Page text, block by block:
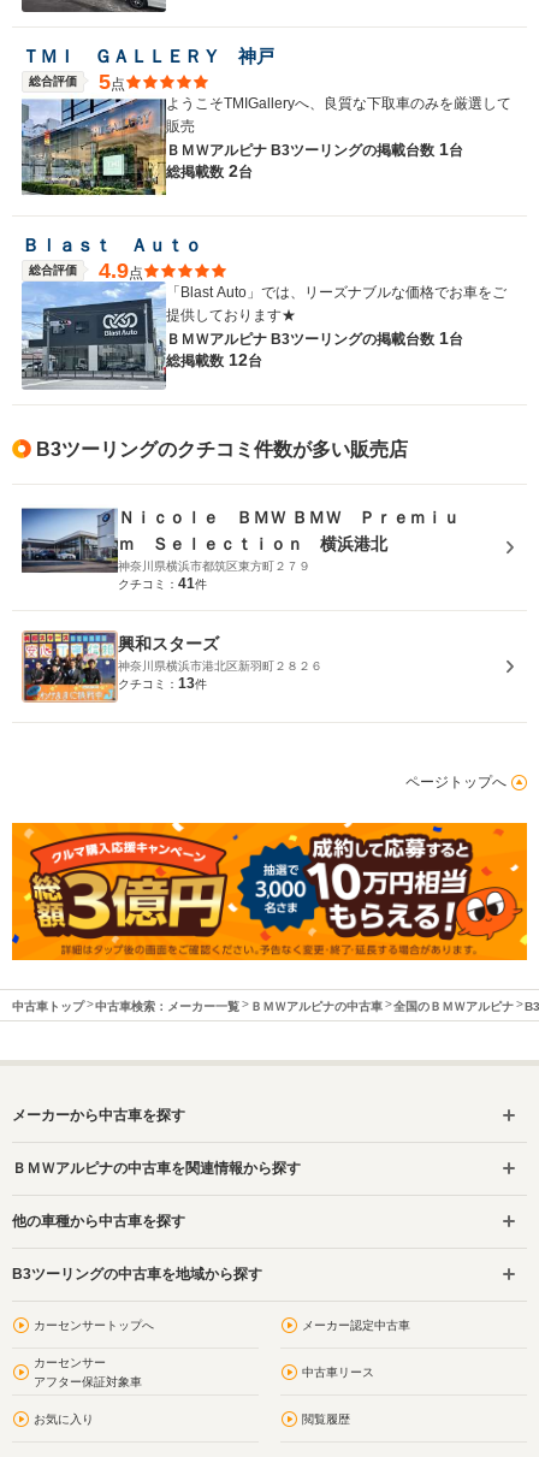
ＴＭＩ ＧＡＬＬＥＲＹ 神戸
総合評価 5点
ようこそTMIGalleryへ、良質な下取車のみを厳選して
販売
ＢＭＷアルピナ B3ツーリングの掲載台数 1台
総掲載数 2台
Ｂｌａｓｔ Ａｕｔｏ
総合評価 4.9点
「Blast Auto」では、リーズナブルな価格でお車をご
提供しております★
ＢＭＷアルピナ B3ツーリングの掲載台数 1台
総掲載数 12台
B3ツーリングのクチコミ件数が多い販売店
Ｎｉｃｏｌｅ ＢＭＷ ＢＭＷ Ｐｒｅｍｉｕ
ｍ Ｓｅｌｅｃｔｉｏｎ 横浜港北
神奈川県横浜市都筑区東方町２７９
クチコミ： 41件
興和スターズ
神奈川県横浜市港北区新羽町２８２６
クチコミ： 13件
ページトップへ
中古車トップ 中古車検索：メーカー一覧 ＢＭＷアルピナの中古車 全国のＢＭＷアルピナ
メーカーから中古車を探す
ＢＭＷアルピナの中古車を関連情報から探す
他の車種から中古車を探す
B3ツーリングの中古車を地域から探す
カーセンサートップへ メーカー認定中古車
カーセンサー
アフター保証対象車
中古車リース
お気に入り 閲覧履歴